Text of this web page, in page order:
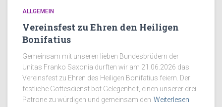
ALLGEMEIN
Vereinsfest zu Ehren den Heiligen
Bonifatius
Gemeinsam mit unseren lieben Bundesbrüdern der
Unitas Franko Saxonia durften wir am 21.06.2026 das
Vereinsfest zu Ehren des Heiligen Bonifatius feiern. Der
festliche Gottesdienst bot Gelegenheit, einen unserer drei
Patrone zu würdigen und gemeinsam den Weiterlesen